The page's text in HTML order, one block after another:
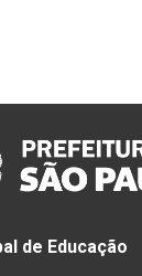
de Educação